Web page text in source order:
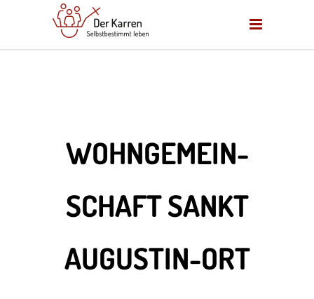
WOHNGEMEIN­
SCHAFT SANKT
AUGUSTIN-ORT